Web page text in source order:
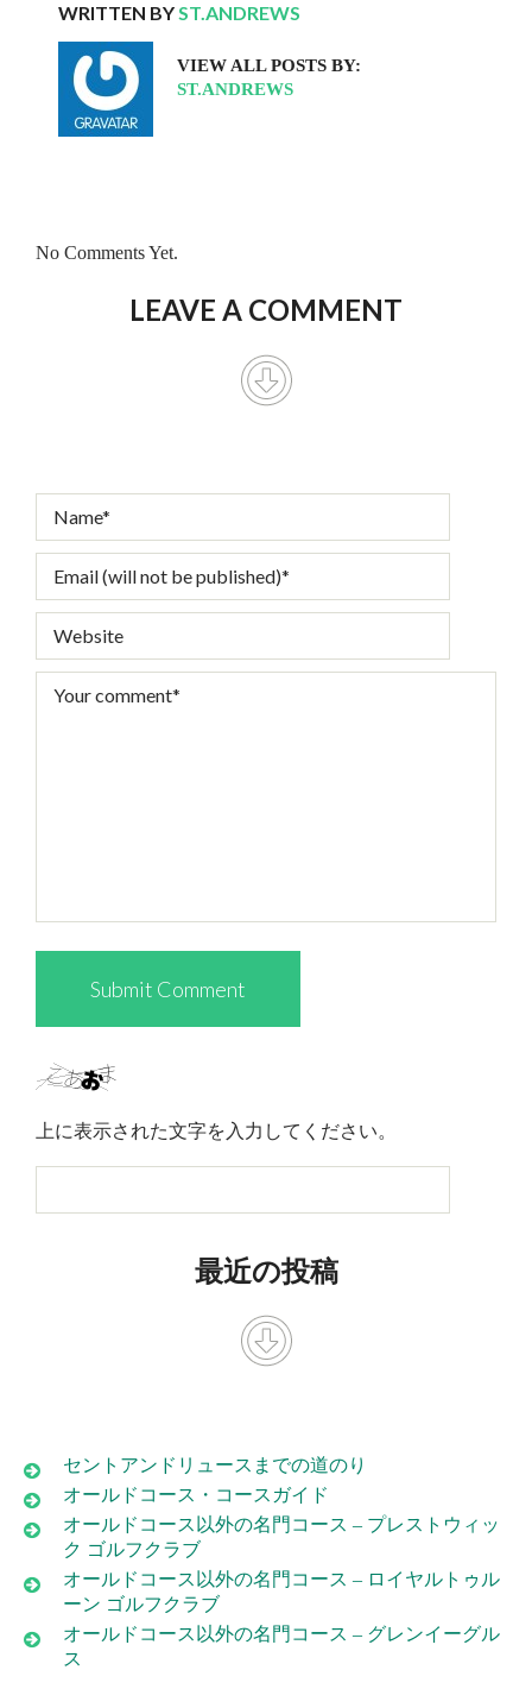
WRITTEN BYST.ANDREWS
VIEW ALL POSTS BY:
ST.ANDREWS
No Comments Yet.
LEAVE A COMMENT
上に表示された文字を入力してください。
最近の投稿
セントアンドリュースまでの道のり
オールドコース・コースガイド
オールドコース以外の名門コース – プレストウィッ
ク ゴルフクラブ
オールドコース以外の名門コース – ロイヤルトゥル
ーン ゴルフクラブ
オールドコース以外の名門コース – グレンイーグル
ス